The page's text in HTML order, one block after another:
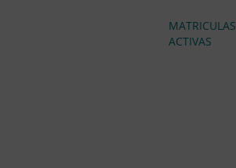
MATRICULAS
ACTIVAS